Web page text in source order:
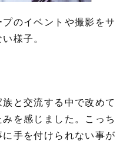
のイベントや撮影をサ
様子。
と交流する中で改めて
を感じました。こっち
手を付けられない事が